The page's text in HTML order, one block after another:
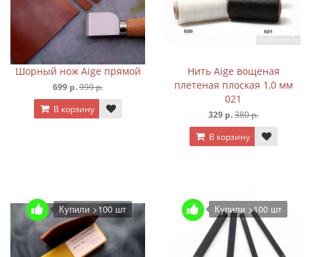
Шорный нож Aige прямой
699 р.999 р.
В корзину
Нить Aige вощеная
плетеная плоская 1,0 мм
021
329 р.380 р.
В корзину
Купили >100 шт Купили >100 шт